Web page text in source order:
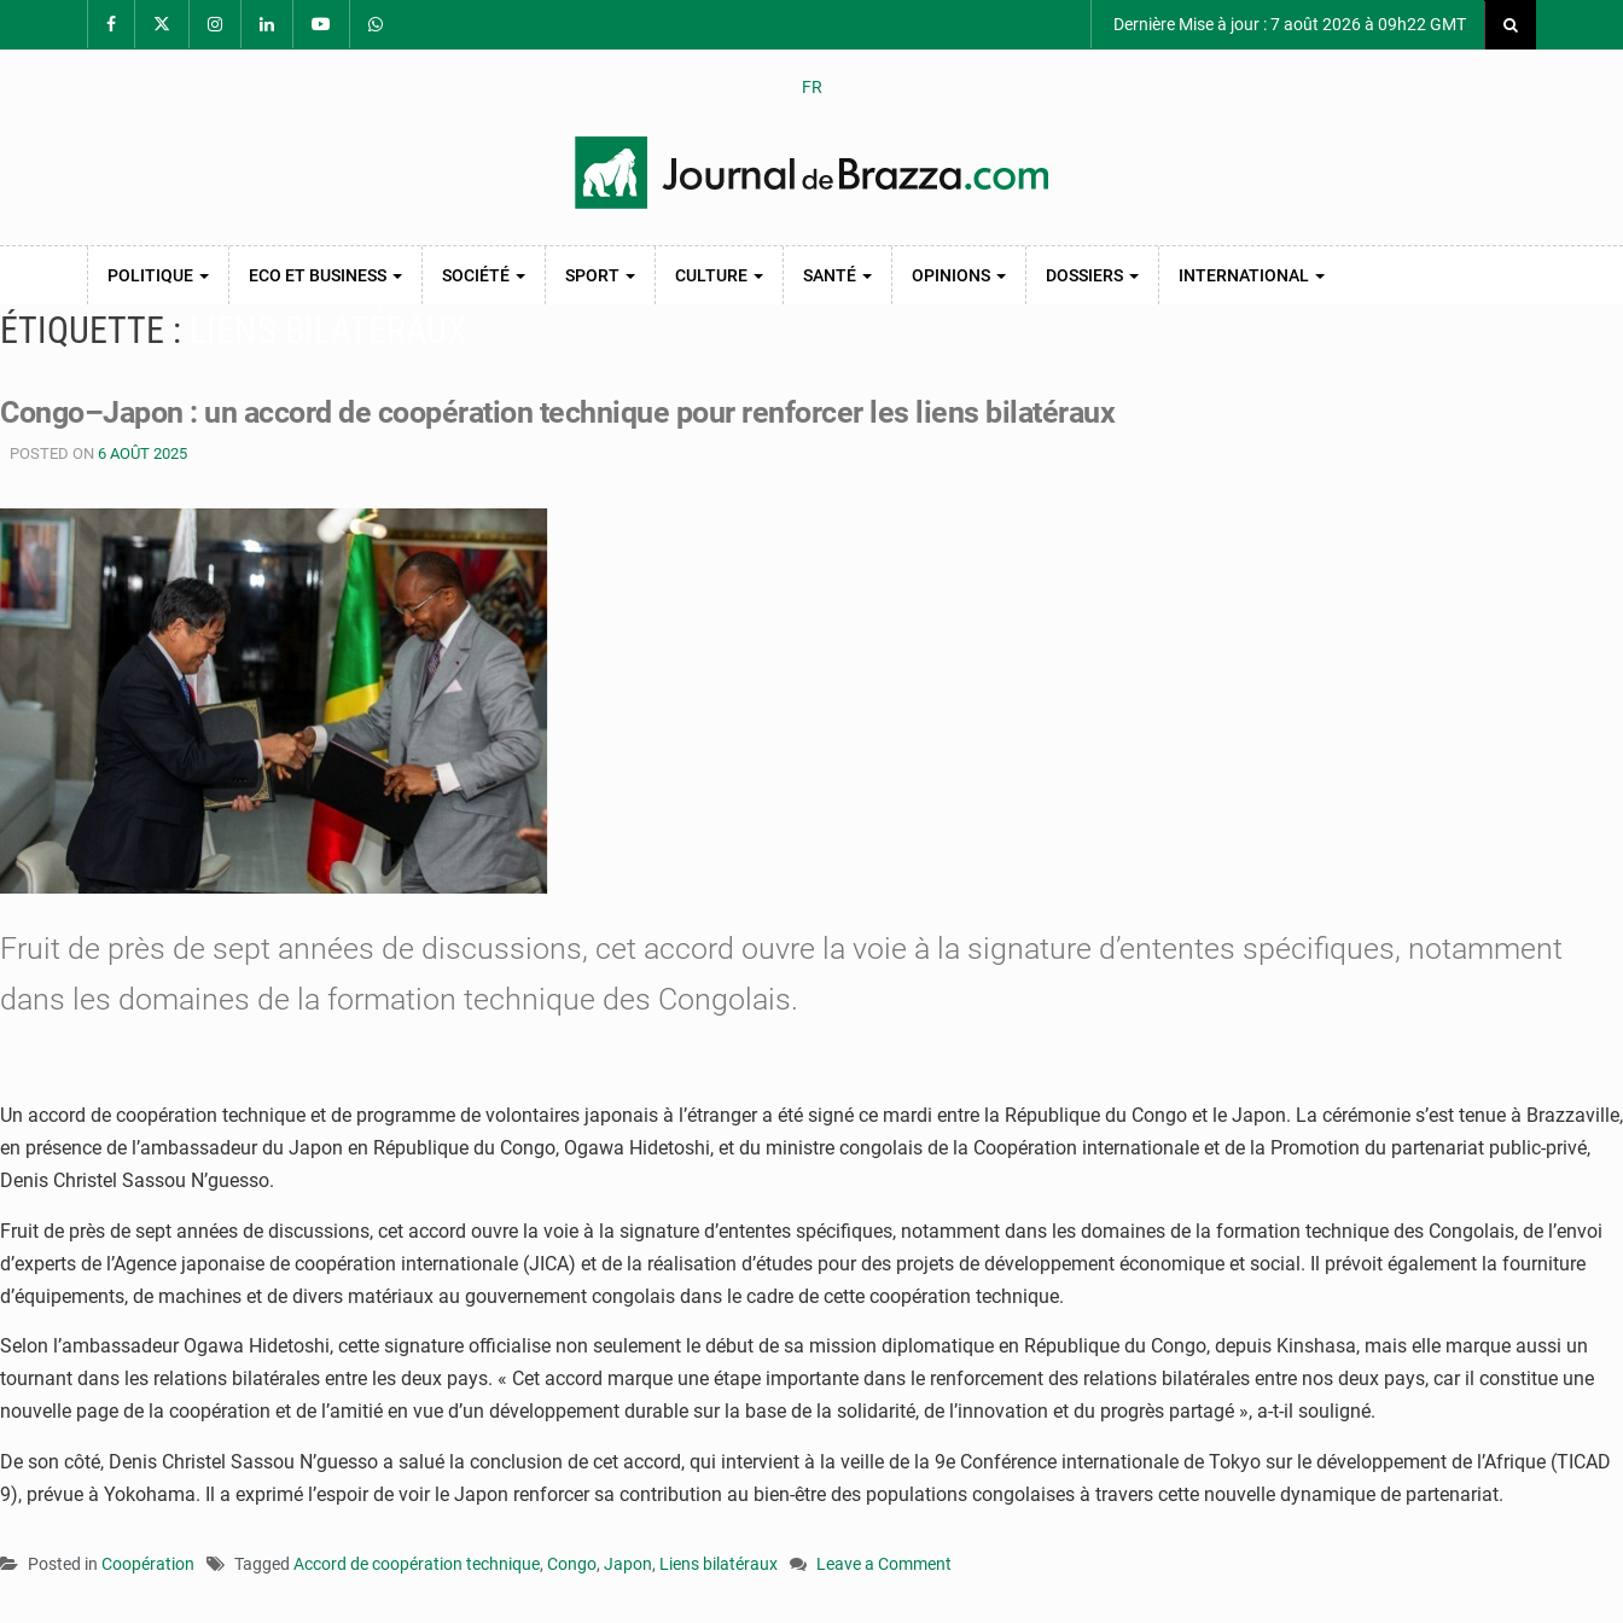
Dernière Mise à jour : 7 août 2026 à 09h22 GMT
FR
POLITIQUE ECO ET BUSINESS SOCIÉTÉ SPORT CULTURE SANTÉ OPINIONS DOSSIERS INTERNATIONAL
ÉTIQUETTE :
Congo–Japon : un accord de coopération technique pour renforcer les liens bilatéraux
POSTED ON 6 AOÛT 2025
Fruit de près de sept années de discussions, cet accord ouvre la voie à la signature d’ententes spécifiques, notamment
dans les domaines de la formation technique des Congolais.
Un accord de coopération technique et de programme de volontaires japonais à l’étranger a été signé ce mardi entre la République du Congo et le Japon. La cérémonie s’est tenue à Brazzaville,
en présence de l’ambassadeur du Japon en République du Congo, Ogawa Hidetoshi, et du ministre congolais de la Coopération internationale et de la Promotion du partenariat public-privé,
Denis Christel Sassou N’guesso.
Fruit de près de sept années de discussions, cet accord ouvre la voie à la signature d’ententes spécifiques, notamment dans les domaines de la formation technique des Congolais, de l’envoi
d’experts de l’Agence japonaise de coopération internationale (JICA) et de la réalisation d’études pour des projets de développement économique et social. Il prévoit également la fourniture
d’équipements, de machines et de divers matériaux au gouvernement congolais dans le cadre de cette coopération technique.
Selon l’ambassadeur Ogawa Hidetoshi, cette signature officialise non seulement le début de sa mission diplomatique en République du Congo, depuis Kinshasa, mais elle marque aussi un
tournant dans les relations bilatérales entre les deux pays. « Cet accord marque une étape importante dans le renforcement des relations bilatérales entre nos deux pays, car il constitue une
nouvelle page de la coopération et de l’amitié en vue d’un développement durable sur la base de la solidarité, de l’innovation et du progrès partagé », a-t-il souligné.
De son côté, Denis Christel Sassou N’guesso a salué la conclusion de cet accord, qui intervient à la veille de la 9e Conférence internationale de Tokyo sur le développement de l’Afrique (TICAD
9), prévue à Yokohama. Il a exprimé l’espoir de voir le Japon renforcer sa contribution au bien-être des populations congolaises à travers cette nouvelle dynamique de partenariat.
Posted in Coopération Tagged Accord de coopération technique, Congo, Japon, Liens bilatéraux
Leave a Comment